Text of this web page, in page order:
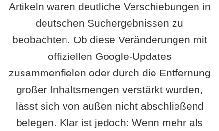
Artikeln waren deutliche Verschiebungen in
deutschen Suchergebnissen zu
beobachten. Ob diese Veränderungen mit
offiziellen Google-Updates
zusammenfielen oder durch die Entfernung
großer Inhaltsmengen verstärkt wurden,
lässt sich von außen nicht abschließend
belegen. Klar ist jedoch: Wenn mehr als